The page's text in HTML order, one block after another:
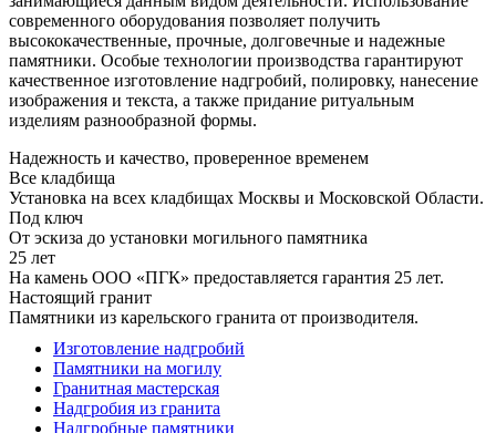
современного оборудования позволяет получить
высококачественные, прочные, долговечные и надежные
памятники. Особые технологии производства гарантируют
качественное изготовление надгробий, полировку, нанесение
изображения и текста, а также придание ритуальным
изделиям разнообразной формы.
Надежность и качество, проверенное временем
Все кладбища
Установка на всех кладбищах Москвы и Московской Области.
Под ключ
От эскиза до установки могильного памятника
25 лет
На камень ООО «ПГК» предоставляется гарантия 25 лет.
Настоящий гранит
Памятники из карельского гранита от производителя.
Изготовление надгробий
Памятники на могилу
Гранитная мастерская
Надгробия из гранита
Надгробные памятники